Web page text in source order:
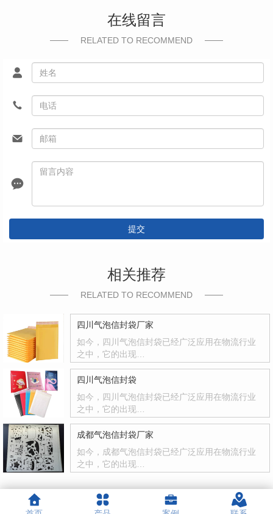
在线留言
RELATED TO RECOMMEND
提交
相关推荐
RELATED TO RECOMMEND
四川气泡信封袋厂家
如今，四川气泡信封袋已经广泛应用在物流行业
之中，它的出现…
四川气泡信封袋
如今，四川气泡信封袋已经广泛应用在物流行业
之中，它的出现…
成都气泡信封袋厂家
如今，成都气泡信封袋已经广泛应用在物流行业
之中，它的出现…